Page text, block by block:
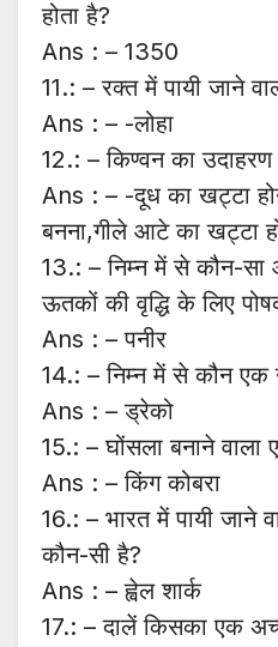
होता है?
Ans : – 1350
11.: – रक्त में पायी जाने
Ans : – -लोहा
12.: – किण्वन का उदाहरण
Ans : – -दूध का खट्टा
बनना,गीले आटे का खट्टा
13.: – निम्न में से कौन-सा
ऊतकों की वृद्धि के लिए
Ans : – पनीर
14.: – निम्न में से कौन एक
Ans : – ड्रेको
15.: – घोंसला बनाने वाला
Ans : – किंग कोबरा
16.: – भारत में पायी जाने
कौन-सी है?
Ans : – ह्वेल शार्क
17.: – दालें किसका एक